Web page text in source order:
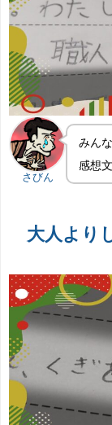
さびん
みん
感想
大人より